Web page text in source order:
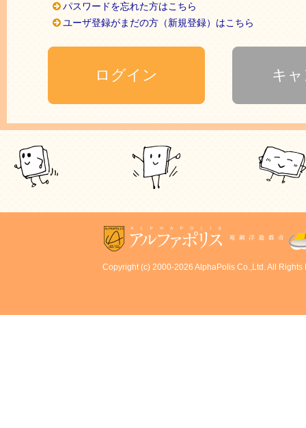
パスワードを忘れた方はこちら
ユーザ登録がまだの方（新規登録）はこちら
Copyright (c) 2000-2026 AlphaPolis Co.,Ltd. All Rights